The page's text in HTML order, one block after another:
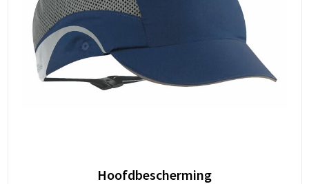
Hoofdbescherming